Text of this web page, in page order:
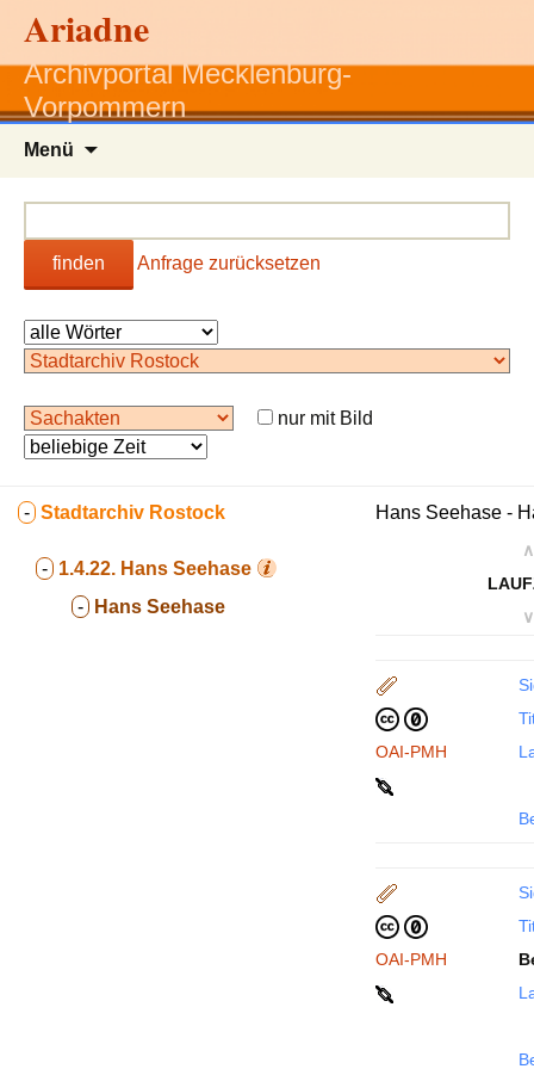
Ariadne
Archivportal Mecklenburg-
Vorpommern
Menü
finden Anfrage zurücksetzen
nur mit Bild
- Stadtarchiv Rostock
- 1.4.22. Hans Seehase
- Hans Seehase
Hans Seehase -
∧
∨
OAI-PMH
OAI-PMH